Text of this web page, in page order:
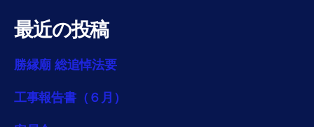
最近の投稿
勝縁廟 総追悼法要
工事報告書（６月）